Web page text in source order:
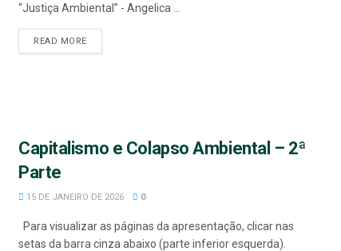
“Justiça Ambiental” - Angelica ...
READ MORE
Capitalismo e Colapso Ambiental – 2ª
Parte
15 DE JANEIRO DE 2026 0
Para visualizar as páginas da apresentação, clicar nas
setas da barra cinza abaixo (parte inferior esquerda).